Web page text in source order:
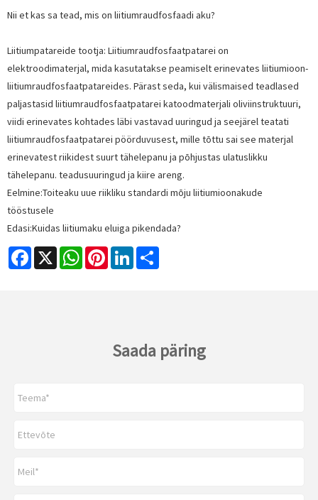
Nii et kas sa tead, mis on liitiumraudfosfaadi aku?
Liitiumpatareide tootja: Liitiumraudfosfaatpatarei on
elektroodimaterjal, mida kasutatakse peamiselt erinevates liitiumioon-
liitiumraudfosfaatpatareides. Pärast seda, kui välismaised teadlased
paljastasid liitiumraudfosfaatpatarei katoodmaterjali oliviinstruktuuri,
viidi erinevates kohtades läbi vastavad uuringud ja seejärel teatati
liitiumraudfosfaatpatarei pöörduvusest, mille tõttu sai see materjal
erinevatest riikidest suurt tähelepanu ja põhjustas ulatuslikku
tähelepanu. teadusuuringud ja kiire areng.
Eelmine:Toiteaku uue riikliku standardi mõju liitiumioonakude
tööstusele
Edasi:Kuidas liitiumaku eluiga pikendada?
Facebook
X WhatsAppPinterestLinkedIn
Saada päring